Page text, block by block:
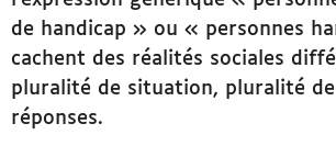
de handicap » ou « personnes
cachent des réalités sociales
pluralité de situation, pluralité
réponses.